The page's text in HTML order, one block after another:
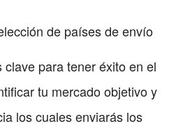
de países de envío
para tener éxito en el
tu mercado objetivo y
los cuales enviarás los